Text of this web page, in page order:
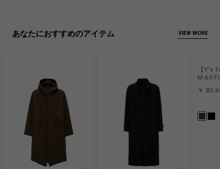
あなたにおすすめのアイテム VIEW MORE
【Y's
M-65
￥